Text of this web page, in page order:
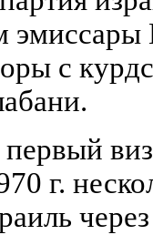
с
первый
г.